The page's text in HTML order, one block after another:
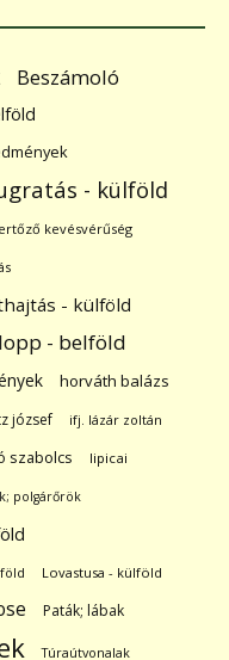
Beszámoló
- külföld
kevésvérűség
- külföld
- belföld
horváth balázs
józsef ifj. lázár zoltán
szabolcs lipicai
polgárőrök
Lovastusa - külföld
Paták; lábak
Túraútvonalak